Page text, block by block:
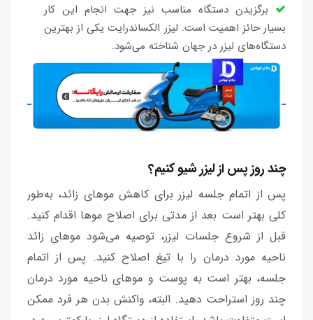
برگزیدن دستگاه مناسب نیز جهت انجام این کار
بسیار حائز اهمیت است. لیزر الکساندرایت یکی از بهترین
دستگاه‌های لیزر در جهان شناخته می‌شود.
چند روز پس از لیزر شیو کنیم؟
پس از اتمام جلسه لیزر برای کاهش موهای زائد، به‌طور
کلی بهتر است بعد از مدتی برای اصلاح موها اقدام کنید.
قبل از شروع جلسات لیزر، توصیه می‌شود موهای زائد
ناحیه مورد درمان را با تیغ اصلاح کنید. پس از اتمام
جلسه، بهتر است به پوست و موهای ناحیه مورد درمان
چند روز استراحت دهید. البته، واکنش بدن هر فرد ممکن